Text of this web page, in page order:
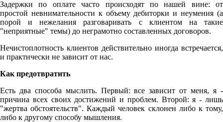
Задержки по оплате часто происходят по нашей вине: от
простой невнимательности к объему дебиторки и неумения (а
порой и нежелания разговаривать с клиентом на такие
"неприятные" темы) до неграмотно составленных договоров.
Нечистоплотность клиентов действительно иногда встречается,
и практически не зависит от нас.
Как предотвратить
Есть два способа мыслить. Первый: все зависит от меня, я -
причина всех своих достижений и проблем. Второй: я - лишь
"жертва обстоятельств". Каждый человек склонен либо к тому,
либо к другому способу мышления.